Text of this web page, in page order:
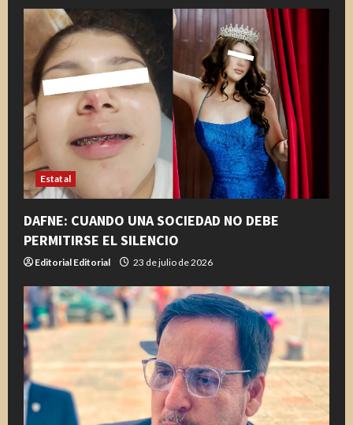
y
e
n
d
o
Estatal
DAFNE: CUANDO UNA SOCIEDAD NO DEBE
PERMITIRSE EL SILENCIO
Editorial Editorial 23 de julio de 2026